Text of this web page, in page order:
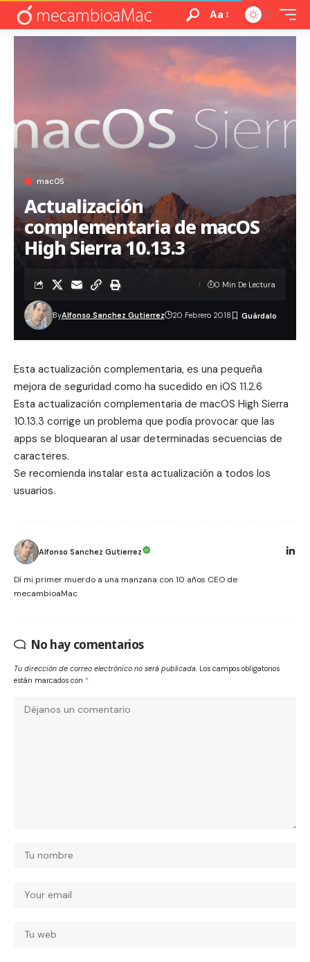
Aa
macOS
Actualización
complementaria de macOS
High Sierra 10.13.3
ByAlfonso Sanchez Gutierrez 20 Febrero 2018
0 Min De Lectura
Esta actualización complementaria, es una pequeña
mejora de seguridad como ha sucedido en iOS 11.2.6
Esta actualización complementaria de macOS High Sierra
10.13.3 corrige un problema que podía provocar que las
apps se bloquearan al usar determinadas secuencias de
caracteres.
Se recomienda instalar esta actualización a todos los
usuarios.
Alfonso Sanchez Gutierrez
Dí mi primer muerdo a una manzana con 10 años CEO de
mecambioaMac
No hay comentarios
Tu dirección de correo electrónico no será publicada. Los campos obligatorios
están marcados con *